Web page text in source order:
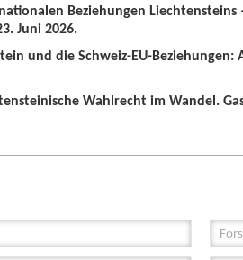
Beziehungen
Juni 2026.
und die Schweiz-EU-
Wahlrecht im Wandel.